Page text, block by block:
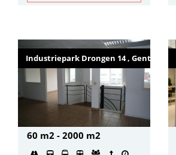
Industriepark Drongen 14 , Gent
60 m2 - 2000 m2